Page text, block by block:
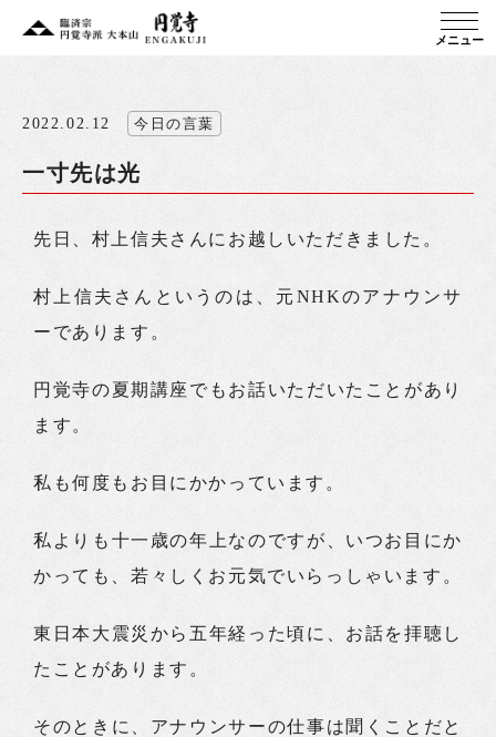
メニュー
2022.02.12 今日の言葉
一寸先は光
先日、村上信夫さんにお越しいただきました。
村上信夫さんというのは、元NHKのアナウンサ
ーであります。
円覚寺の夏期講座でもお話いただいたことがあり
ます。
私も何度もお目にかかっています。
私よりも十一歳の年上なのですが、いつお目にか
かっても、若々しくお元気でいらっしゃいます。
東日本大震災から五年経った頃に、お話を拝聴し
たことがあります。
そのときに、アナウンサーの仕事は聞くことだと